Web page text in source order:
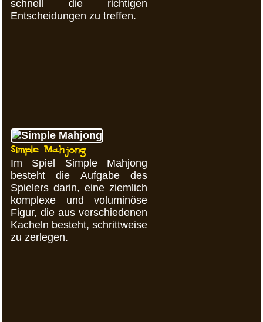
schnell die richtigen
Entscheidungen zu treffen.
Simple Mahjong
Im Spiel Simple Mahjong
besteht die Aufgabe des
Spielers darin, eine ziemlich
komplexe und voluminöse
Figur, die aus verschiedenen
Kacheln besteht, schrittweise
zu zerlegen.